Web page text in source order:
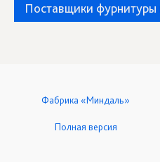
Поставщики
Фабрика «Миндаль»
Полная версия